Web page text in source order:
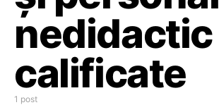
nedidactic
calificate
1 post